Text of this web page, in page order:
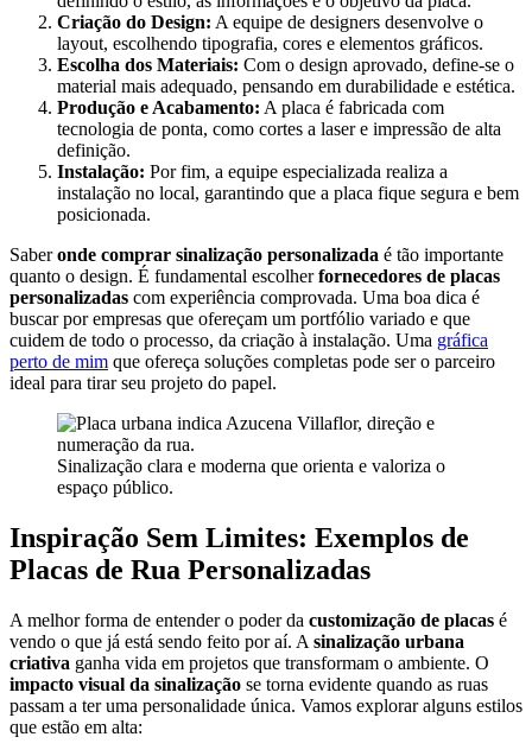
Criação do Design: A equipe de designers desenvolve o
layout, escolhendo tipografia, cores e elementos gráficos.
Escolha dos Materiais: Com o design aprovado, define-se o
material mais adequado, pensando em durabilidade e estética.
Produção e Acabamento: A placa é fabricada com
tecnologia de ponta, como cortes a laser e impressão de alta
definição.
Instalação: Por fim, a equipe especializada realiza a
instalação no local, garantindo que a placa fique segura e bem
posicionada.
Saberonde comprar sinalização personalizada é tão importante
quanto o design. É fundamental escolherfornecedores de placas
personalizadas com experiência comprovada. Uma boa dica é
buscar por empresas que ofereçam um portfólio variado e que
cuidem de todo o processo, da criação à instalação. Uma gráfica
perto de mim que ofereça soluções completas pode ser o parceiro
ideal para tirar seu projeto do papel.
Sinalização clara e moderna que orienta e valoriza o
espaço público.
Inspiração Sem Limites: Exemplos de
Placas de Rua Personalizadas
A melhor forma de entender o poder da customização de placas é
vendo o que já está sendo feito por aí. A sinalização urbana
criativa ganha vida em projetos que transformam o ambiente. O
impacto visual da sinalização se torna evidente quando as ruas
passam a ter uma personalidade única. Vamos explorar alguns estilos
que estão em alta: